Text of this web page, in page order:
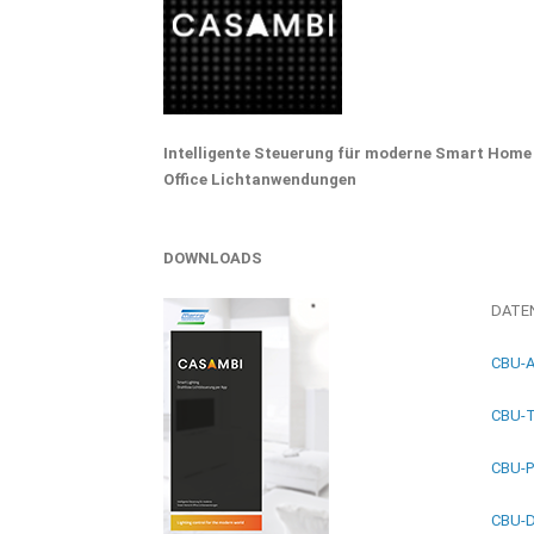
Intelligente Steuerung für moderne Smart Home
Office Lichtanwendungen
DOWNLOADS
CBU-
CBU-
CBU-
CBU-